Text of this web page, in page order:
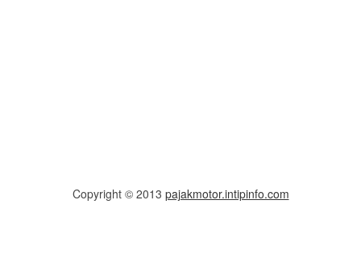
Copyright © 2013 pajakmotor.intipinfo.com